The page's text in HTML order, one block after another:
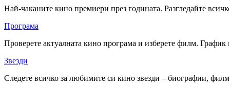
Най-чаканите кино премиери през годината. Разгледайте
Програма
Проверете актуалната кино програма и изберете филм.
Звезди
Следете всичко за любимите си кино звезди – биографии,